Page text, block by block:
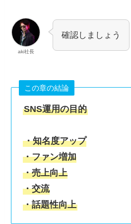
aki社長
確認しましょう
この章の結論
SNS運用の目的
・知名度アップ
・ファン増加
・売上向上
・交流
・話題性向上